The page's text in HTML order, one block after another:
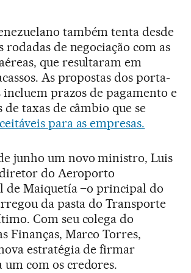
também tenta desde
rodadas de negociação com as
que resultaram em
As propostas dos porta-
incluem prazos de pagamento e
de taxas de câmbio que se
para as empresas.
junho um novo ministro, Luis
do Aeroporto
de Maiquetía –o principal do
da pasta do Transporte
Com seu colega do
Finanças, Marco Torres,
estratégia de firmar
um com os credores.